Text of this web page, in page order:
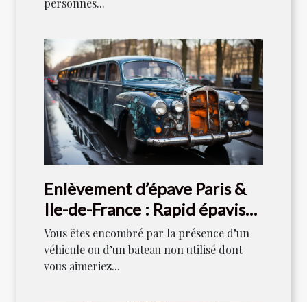
personnes...
Enlèvement d’épave Paris &
Ile-de-France : Rapid épaviste
est votre référence
Vous êtes encombré par la présence d’un
véhicule ou d’un bateau non utilisé dont
vous aimeriez...